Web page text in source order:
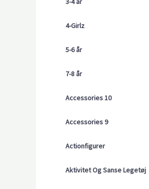
4-Girlz
5-6 år
7-8 år
Accessories 10
Accessories 9
Actionfigurer
Aktivitet Og Sanse Legetøj